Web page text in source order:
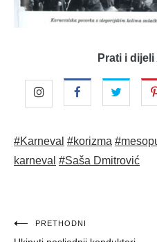
Prati i
#Karneval #korizma
karneval #Saša Dmitrović
Navigacija
PRETHODNI